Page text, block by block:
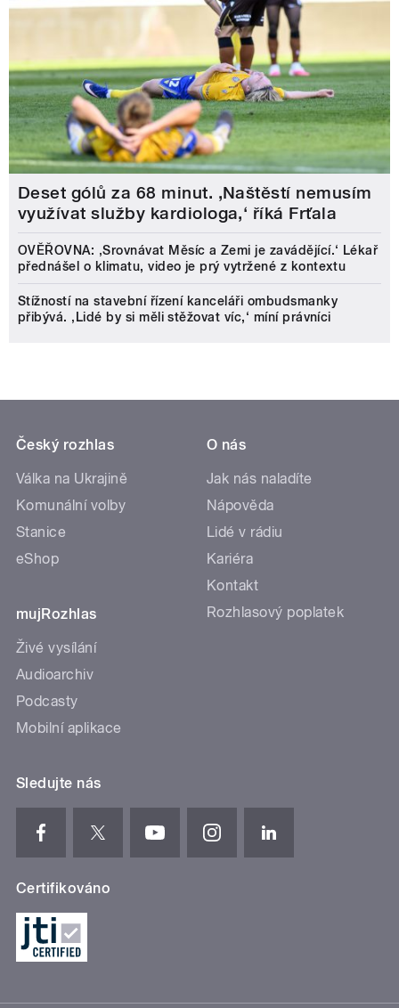
Deset gólů za 68 minut. ,Naštěstí nemusím
využívat služby kardiologa,‘ říká Frťala
OVĚŘOVNA: ‚Srovnávat Měsíc a Zemi je zavádějící.‘ Lékař
přednášel o klimatu, video je prý vytržené z kontextu
Stížností na stavební řízení kanceláři ombudsmanky
přibývá. ‚Lidé by si měli stěžovat víc,‘ míní právníci
Český rozhlas
Válka na Ukrajině
Komunální volby
Stanice
eShop
mujRozhlas
Živé vysílání
Audioarchiv
Podcasty
Mobilní aplikace
O nás
Jak nás naladíte
Nápověda
Lidé v rádiu
Kariéra
Kontakt
Rozhlasový poplatek
Sledujte nás
Certifikováno